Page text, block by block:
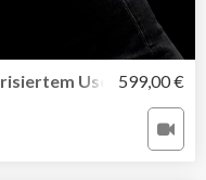
User Interface
599,00 €